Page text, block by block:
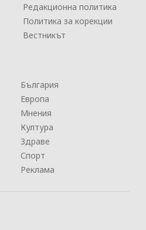
Редакционна политика
Политика за корекции
Вестникът
България
Европа
Мнения
Култура
Здраве
Спорт
Реклама